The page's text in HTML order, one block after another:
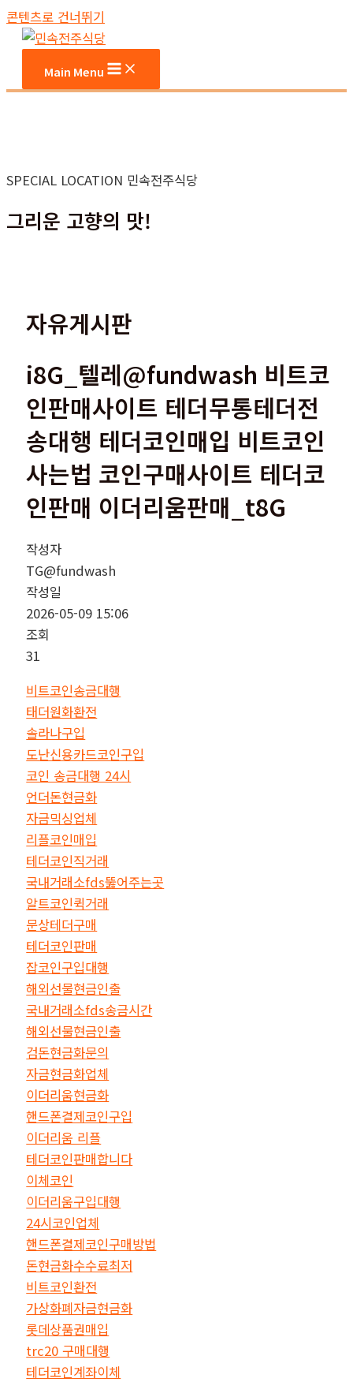
콘텐츠로 건너뛰기
Main Menu
SPECIAL LOCATION 민속전주식당
그리운 고향의 맛!
자유게시판
i8G_텔레@fundwash 비트코
인판매사이트 테더무통테더전
송대행 테더코인매입 비트코인
사는법 코인구매사이트 테더코
인판매 이더리움판매_t8G
작성자
TG@fundwash
작성일
2026-05-09 15:06
조회
31
비트코인송금대행
태더원화환전
솔라나구입
도난신용카드코인구입
코인 송금대행 24시
언더돈현금화
자금믹싱업체
리플코인매입
테더코인직거래
국내거래소fds뚫어주는곳
알트코인퀵거래
문상테더구매
테더코인판매
잡코인구입대행
해외선물현금인출
국내거래소fds송금시간
해외선물현금인출
검돈현금화문의
자금현금화업체
이더리움현금화
핸드폰결제코인구입
이더리움 리플
테더코인판매합니다
이체코인
이더리움구입대행
24시코인업체
핸드폰결제코인구매방법
돈현금화수수료최저
비트코인환전
가상화폐자금현금화
롯데상품권매입
trc20 구매대행
테더코인계좌이체